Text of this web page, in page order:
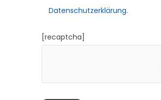
Datenschutzerklärung.
[recaptcha]